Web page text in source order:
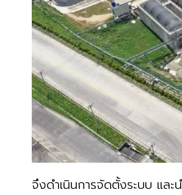
จึงดำเนินการจัดตั้งระบบ แล